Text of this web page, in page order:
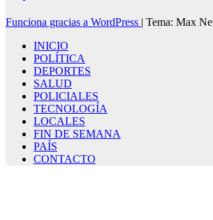
Funciona gracias a WordPress Tema: Max
INICIO
POLÍTICA
DEPORTES
SALUD
POLICIALES
TECNOLOGÍA
LOCALES
FIN DE SEMANA
PAÍS
CONTACTO